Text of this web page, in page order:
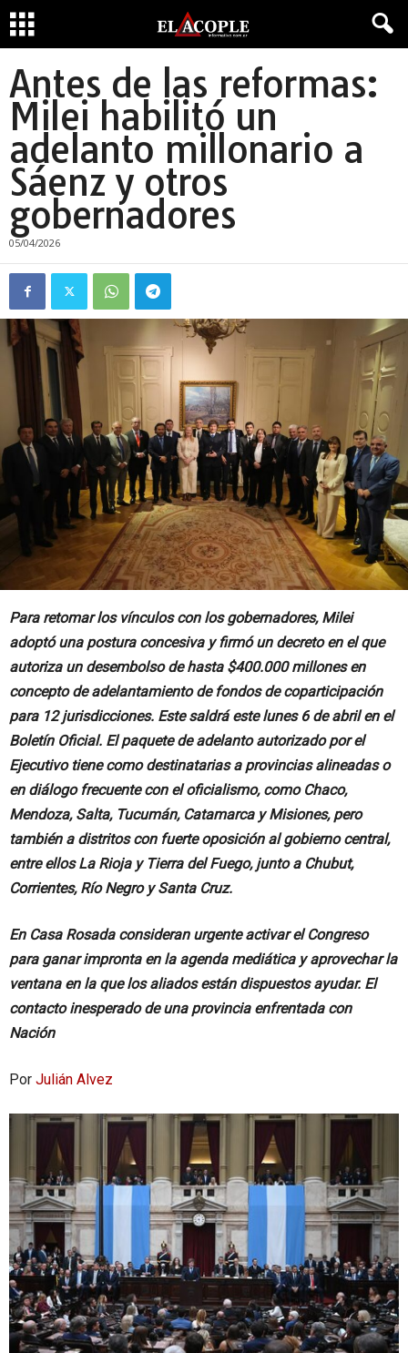
Antes de las reformas:
Milei habilitó un
adelanto millonario a
Sáenz y otros
gobernadores
05/04/2026
Para retomar los vínculos con los gobernadores, Milei
adoptó una postura concesiva y firmó un decreto en el que
autoriza un desembolso de hasta $400.000 millones en
concepto de adelantamiento de fondos de coparticipación
para 12 jurisdicciones. Este saldrá este lunes 6 de abril en el
Boletín Oficial. El paquete de adelanto autorizado por el
Ejecutivo tiene como destinatarias a provincias alineadas o
en diálogo frecuente con el oficialismo, como Chaco,
Mendoza, Salta, Tucumán, Catamarca y Misiones, pero
también a distritos con fuerte oposición al gobierno central,
entre ellos La Rioja y Tierra del Fuego, junto a Chubut,
Corrientes, Río Negro y Santa Cruz.
En Casa Rosada consideran urgente activar el Congreso
para ganar impronta en la agenda mediática y aprovechar la
ventana en la que los aliados están dispuestos ayudar. El
contacto inesperado de una provincia enfrentada con
Nación
Por Julián Alvez